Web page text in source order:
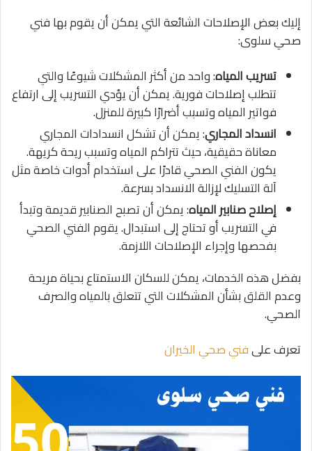
إليك بعض الإصلاحات الشائعة التي يمكن أن يقوم بها فني
صحي سلوى:
تسريب المياه: واحد من أكثر المشكلات شيوعًا والتي
تتطلب إصلاحات فورية. يمكن أن يؤدي التسريب إلى ارتفاع
فواتير المياه وتسبب أضرارًا كبيرة للمنزل.
انسداد المجاري: يمكن أن تشكل انسدادات المجاري
معاناة حقيقية، حيث تتراكم المياه وتسبب ريحة كريهة.
يكون الفني الصحي قادرًا على استخدام أدوات خاصة مثل
آلة التسليك لإزالة الانسداد بسرعة.
إصلاح صنابير المياه: يمكن أن تصبح الصنابير قديمة وتبدأ
في التسريب أو تحتاج إلى استبدال. يقوم الفني الصحي
بفحصها وإجراء الإصلاحات اللازمة.
بفضل هذه الخدمات، يمكن للسكان الاستمتاع بحياة مريحة
وعدم القلق بشأن المشكلات التي تتعلق بالمياه والصرف
الصحي.
تعرف علىفني صحي الخيران